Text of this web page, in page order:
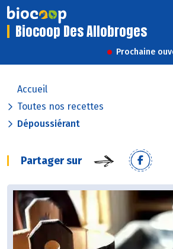
Biocoop Des Allobroges
Prochaine
Accueil
Toutes nos recettes
Dépoussiérant
Partager sur